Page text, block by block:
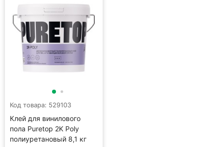
Код товара: 529103
Клей для винилового
пола Puretop 2K Poly
полиуретановый 8,1 кг